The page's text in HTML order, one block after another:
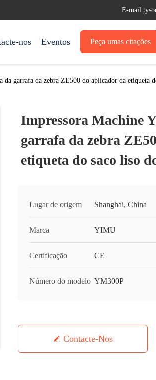
E-mail
nos Eventos Peça umas citações
da garrafa da zebra ZE500 do aplicador da etiqueta
Impressora Machine
garrafa da zebra
etiqueta do saco liso
Lugar de origem Shanghai, China
Marca YIMU
Certificação CE
Número do modelo YM300P
Contacte-Nos